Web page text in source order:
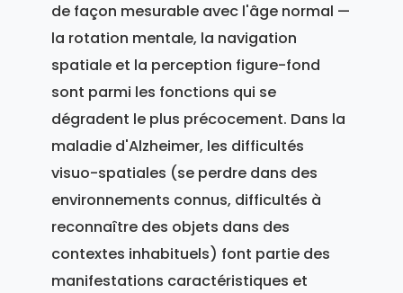
de façon mesurable avec l'âge normal —
la rotation mentale, la navigation
spatiale et la perception figure-fond
sont parmi les fonctions qui se
dégradent le plus précocement. Dans la
maladie d'Alzheimer, les difficultés
visuo-spatiales (se perdre dans des
environnements connus, difficultés à
reconnaître des objets dans des
contextes inhabituels) font partie des
manifestations caractéristiques et